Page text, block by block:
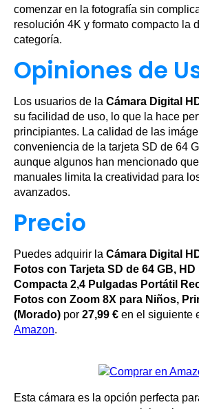
comenzar en la fotografía sin
resolución 4K y formato compacto la
categoría.
Opiniones de
Los usuarios de la Cámara Digital
su facilidad de uso, lo que la hace
principiantes. La calidad de las
conveniencia de la tarjeta SD de 64
aunque algunos han mencionado
manuales limita la creatividad para
avanzados.
Precio
Puedes adquirir la Cámara Digital
Fotos con Tarjeta SD de 64 GB, HD
Compacta 2,4 Pulgadas Portátil
Fotos con Zoom 8X para Niños,
(Morado) por 27,99 € en el siguiente
Amazon.
Esta cámara es la opción perfecta